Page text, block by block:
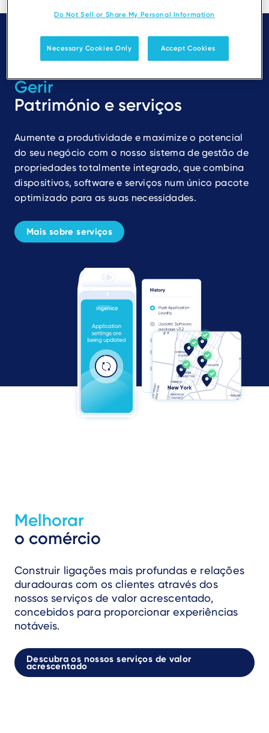
Gerir
Património e serviços
Aumente a produtividade e maximize o potencial
do seu negócio com o nosso sistema de gestão de
propriedades totalmente integrado, que combina
dispositivos, software e serviços num único pacote
optimizado para as suas necessidades.
Mais sobre serviços
Melhorar
o comércio
Construir ligações mais profundas e relações
duradouras com os clientes através dos
nossos serviços de valor acrescentado,
concebidos para proporcionar experiências
notáveis.
Descubra os nossos serviços de valor
acrescentado
Do Not Sell or Share My Personal Information
Necessary Cookies Only Accept Cookies